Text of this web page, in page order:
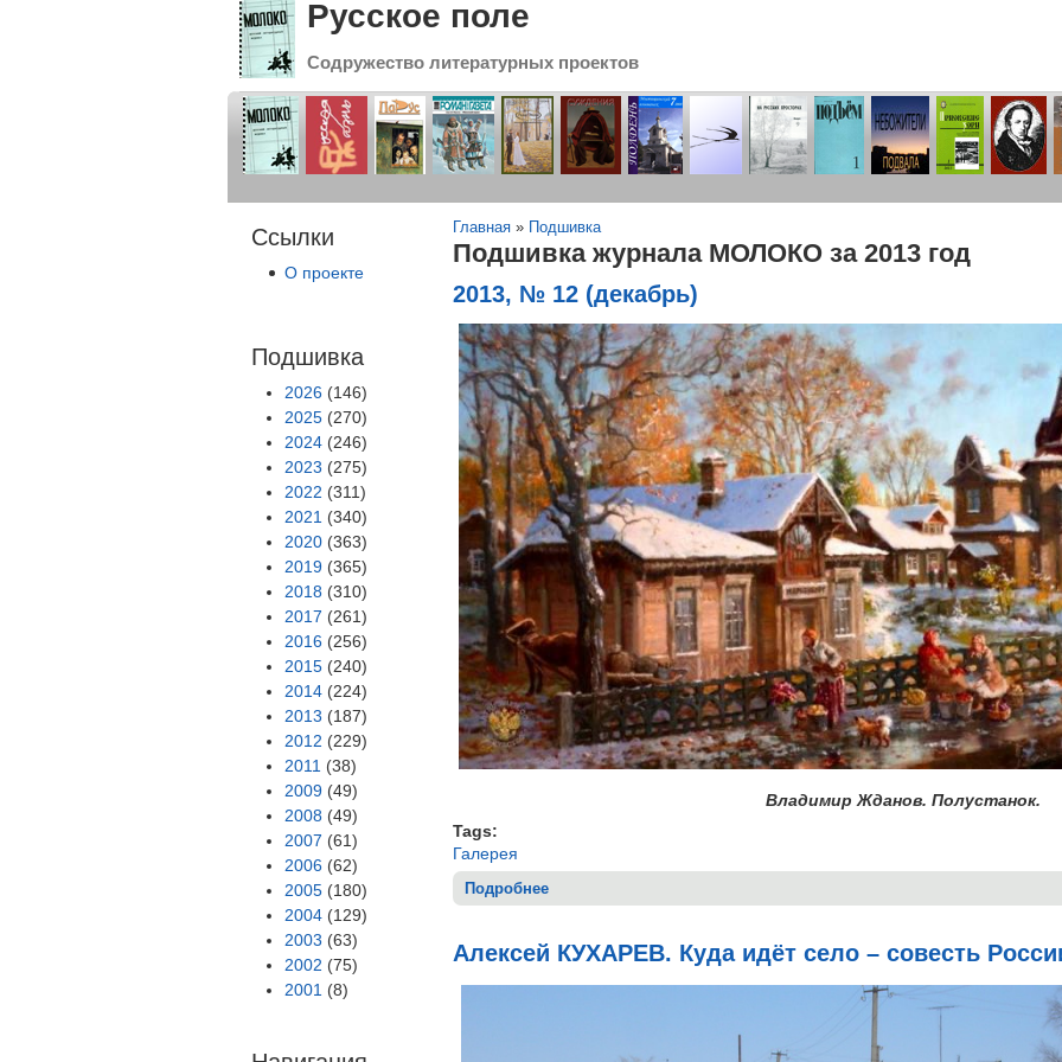
Русское поле
Содружество литературных проектов
Ссылки
О проекте
Подшивка
2026 (146)
2025 (270)
2024 (246)
2023 (275)
2022 (311)
2021 (340)
2020 (363)
2019 (365)
2018 (310)
2017 (261)
2016 (256)
2015 (240)
2014 (224)
2013 (187)
2012 (229)
2011 (38)
2009 (49)
2008 (49)
2007 (61)
2006 (62)
2005 (180)
2004 (129)
2003 (63)
2002 (75)
2001 (8)
Вы здесь
Главная » Подшивка
Подшивка журнала МОЛОКО за 2013 год
2013, № 12 (декабрь)
Владимир Жданов. Полустанок.
Tags:
Галерея
Подробнее
Алексей КУХАРЕВ. Куда идёт село – совесть